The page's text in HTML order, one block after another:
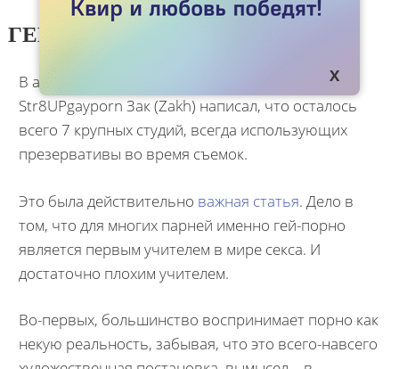
ГЕЙ-СЕКС: С МЕЧОМ НАГОЛО?
В августе 2017 года обозреватель сайта
Str8UPgayporn Зак (Zakh) написал, что осталось
всего 7 крупных студий, всегда использующих
презервативы во время съемок.
Это была действительно важная статья. Дело в
том, что для многих парней именно гей-порно
является первым учителем в мире секса. И
достаточно плохим учителем.
Во-первых, большинство воспринимает порно как
некую реальность, забывая, что это всего-навсего